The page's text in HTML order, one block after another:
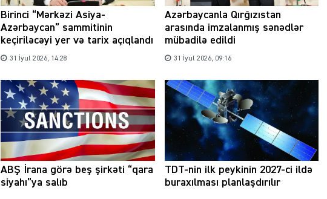
Birinci “Mərkəzi Asiya-
Azərbaycan” sammitinin
keçiriləcəyi yer və tarix açıqlandı
31 İyul 2026, 14:28
Azərbaycanla Qırğızıstan
arasında imzalanmış sənədlər
mübadilə edildi
31 İyul 2026, 09:16
ABŞ İrana görə beş şirkəti “qara
siyahı”ya salıb
TDT-nin ilk peykinin 2027-ci ildə
buraxılması planlaşdırılır
nəzarət mexanizmi haradadır?